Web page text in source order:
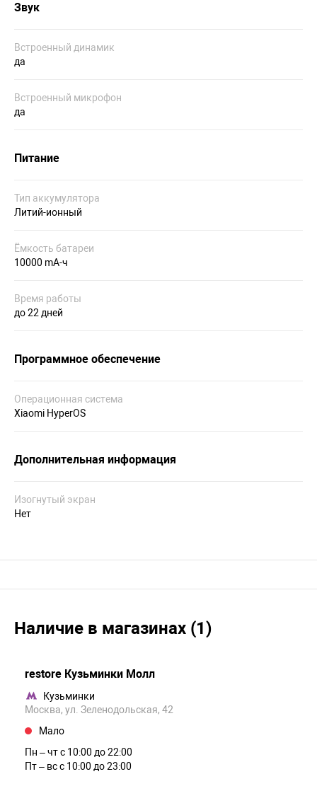
Звук
Встроенный динамик
да
Встроенный микрофон
да
Питание
Тип аккумулятора
Литий-ионный
Ёмкость батареи
10000 mA-ч
Время работы
до 22 дней
Программное обеспечение
Операционная система
Xiaomi HyperOS
Дополнительная информация
Изогнутый экран
Нет
Наличие в магазинах (1)
restore Кузьминки Молл
Кузьминки
Москва, ул. Зеленодольская, 42
Мало
Пн – чт c 10:00 до 22:00
Пт – вс c 10:00 до 23:00